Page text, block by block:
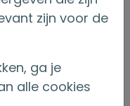
moment loop
de
zijn voor de
ga je
alle cookies